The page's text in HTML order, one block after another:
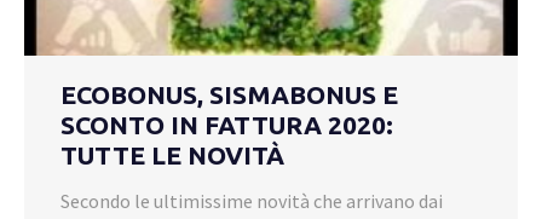
ECOBONUS, SISMABONUS E
SCONTO IN FATTURA 2020:
TUTTE LE NOVITÀ
Secondo le ultimissime novità che arrivano dai